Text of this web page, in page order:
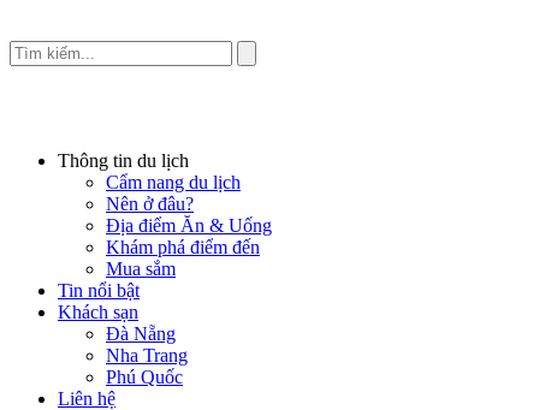
Thông tin du lịch
Cẩm nang du lịch
Nên ở đâu?
Địa điểm Ăn & Uống
Khám phá điểm đến
Mua sắm
Tin nổi bật
Khách sạn
Đà Nẵng
Nha Trang
Phú Quốc
Liên hệ